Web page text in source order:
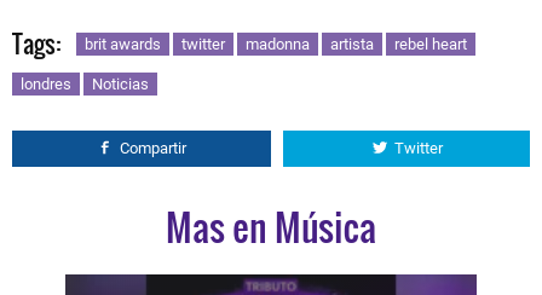
Tags: brit awards twitter madonna artista rebel heart
londres Noticias
Compartir Twitter
Mas en Música